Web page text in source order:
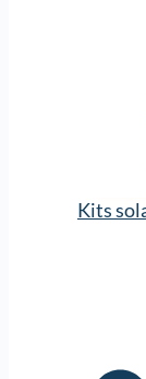
Kits